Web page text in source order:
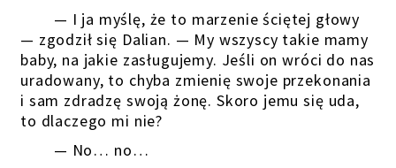
— I ja myślę, że to marzenie ściętej głowy
— zgodził się Dalian. — My wszyscy takie mamy
baby, na jakie zasługujemy. Jeśli on wróci do nas
uradowany, to chyba zmienię swoje przekonania
i sam zdradzę swoją żonę. Skoro jemu się uda,
to dlaczego mi nie?
— No… no…